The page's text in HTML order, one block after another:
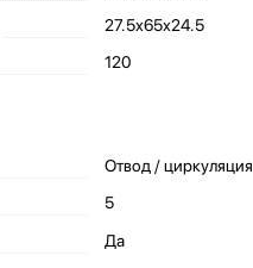
27.5х65х24.5
120
Отвод / циркуляция
5
Да